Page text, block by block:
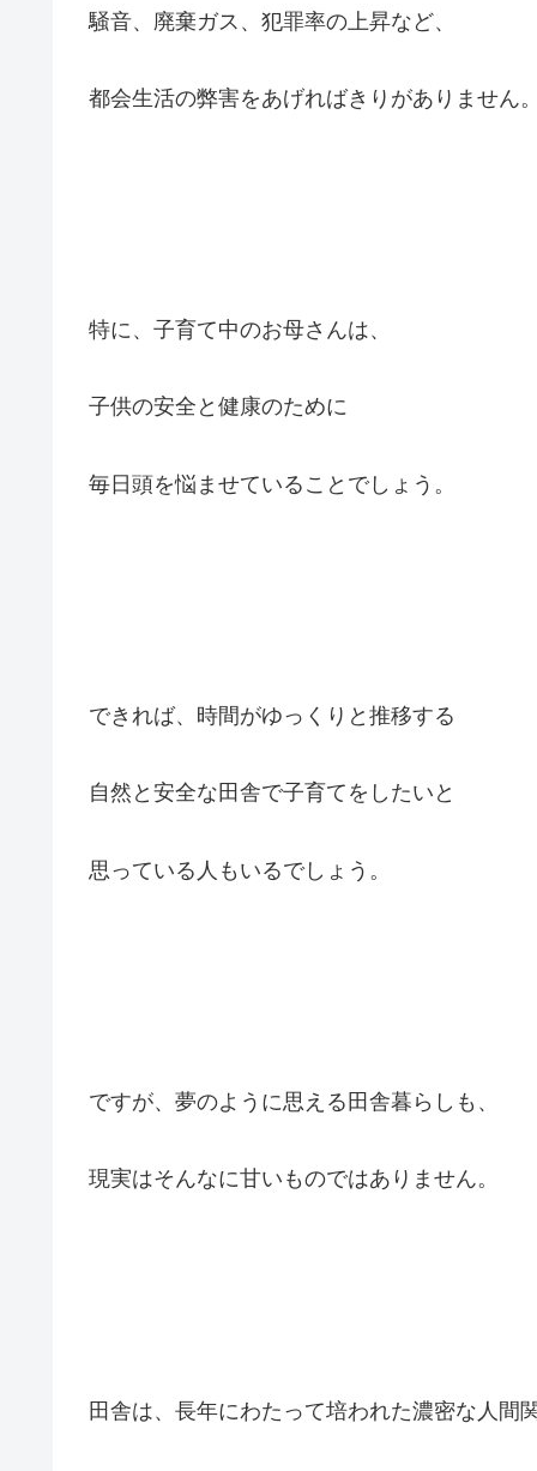
騒音、廃棄ガス、犯罪率の上昇など、
都会生活の弊害をあげればきりがありません
特に、子育て中のお母さんは、
子供の安全と健康のために
毎日頭を悩ませていることでしょう。
できれば、時間がゆっくりと推移する
自然と安全な田舎で子育てをしたいと
思っている人もいるでしょう。
ですが、夢のように思える田舎暮らしも、
現実はそんなに甘いものではありません。
田舎は、長年にわたって培われた濃密な人間